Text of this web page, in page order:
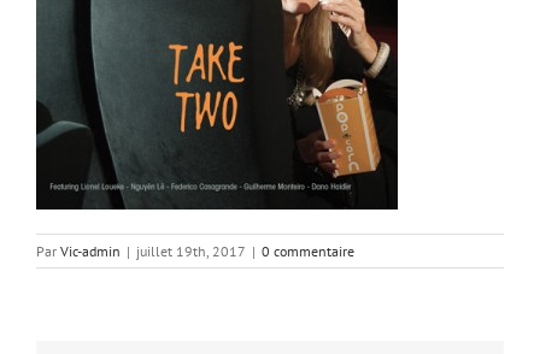
Par Vic-admin | juillet 19th, 2017 | 0 commentaire